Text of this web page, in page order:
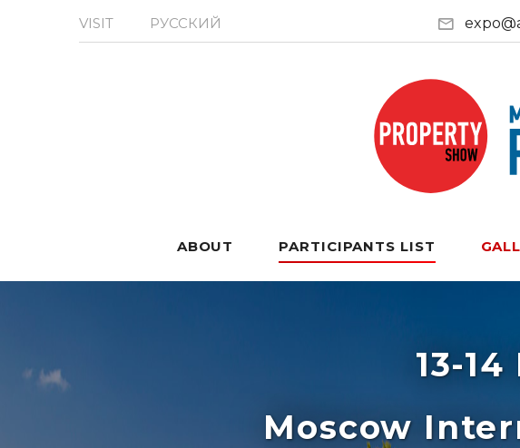
VISIT РУССКИЙ
ABOUT PARTICIPANTS LIST
13-
Moscow